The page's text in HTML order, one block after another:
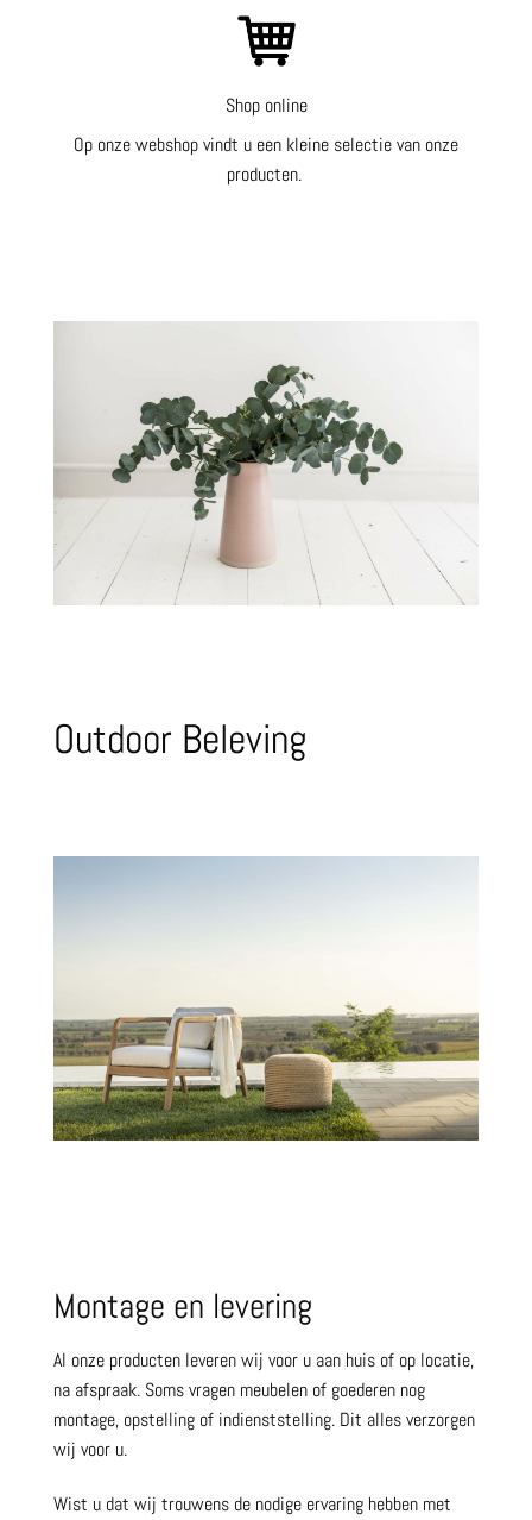
Shop online
Op onze webshop vindt u een kleine selectie van onze
producten.
Outdoor Beleving
Montage en levering
Al onze producten leveren wij voor u aan huis of op locatie,
na afspraak. Soms vragen meubelen of goederen nog
montage, opstelling of indienststelling. Dit alles verzorgen
wij voor u.
Wist u dat wij trouwens de nodige ervaring hebben met